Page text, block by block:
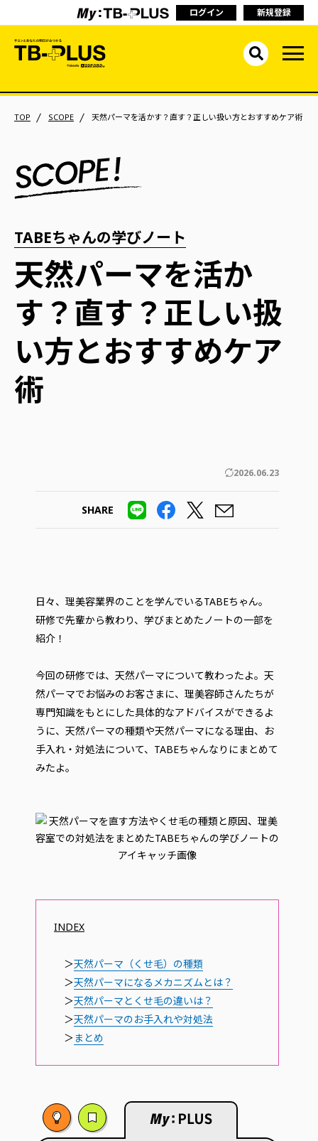
ログイン 新規登録
TOP SCOPE 天然パーマを活かす？直す？正しい扱い方とおすすめケア術
TABEちゃんの学びノート
天然パーマを活か
す？直す？正しい扱
い方とおすすめケア
術
2026.06.23
SHARE
日々、理美容業界のことを学んでいるTABEちゃん。
研修で先輩から教わり、学びまとめたノートの一部を
紹介！
今回の研修では、天然パーマについて教わったよ。天
然パーマでお悩みのお客さまに、理美容師さんたちが
専門知識をもとにした具体的なアドバイスができるよ
うに、天然パーマの種類や天然パーマになる理由、お
手入れ・対処法について、TABEちゃんなりにまとめて
みたよ。
INDEX
＞天然パーマ（くせ毛）の種類
＞天然パーマになるメカニズムとは？
＞天然パーマとくせ毛の違いは？
＞天然パーマのお手入れや対処法
＞まとめ